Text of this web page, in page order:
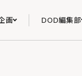
画 DOD編集部